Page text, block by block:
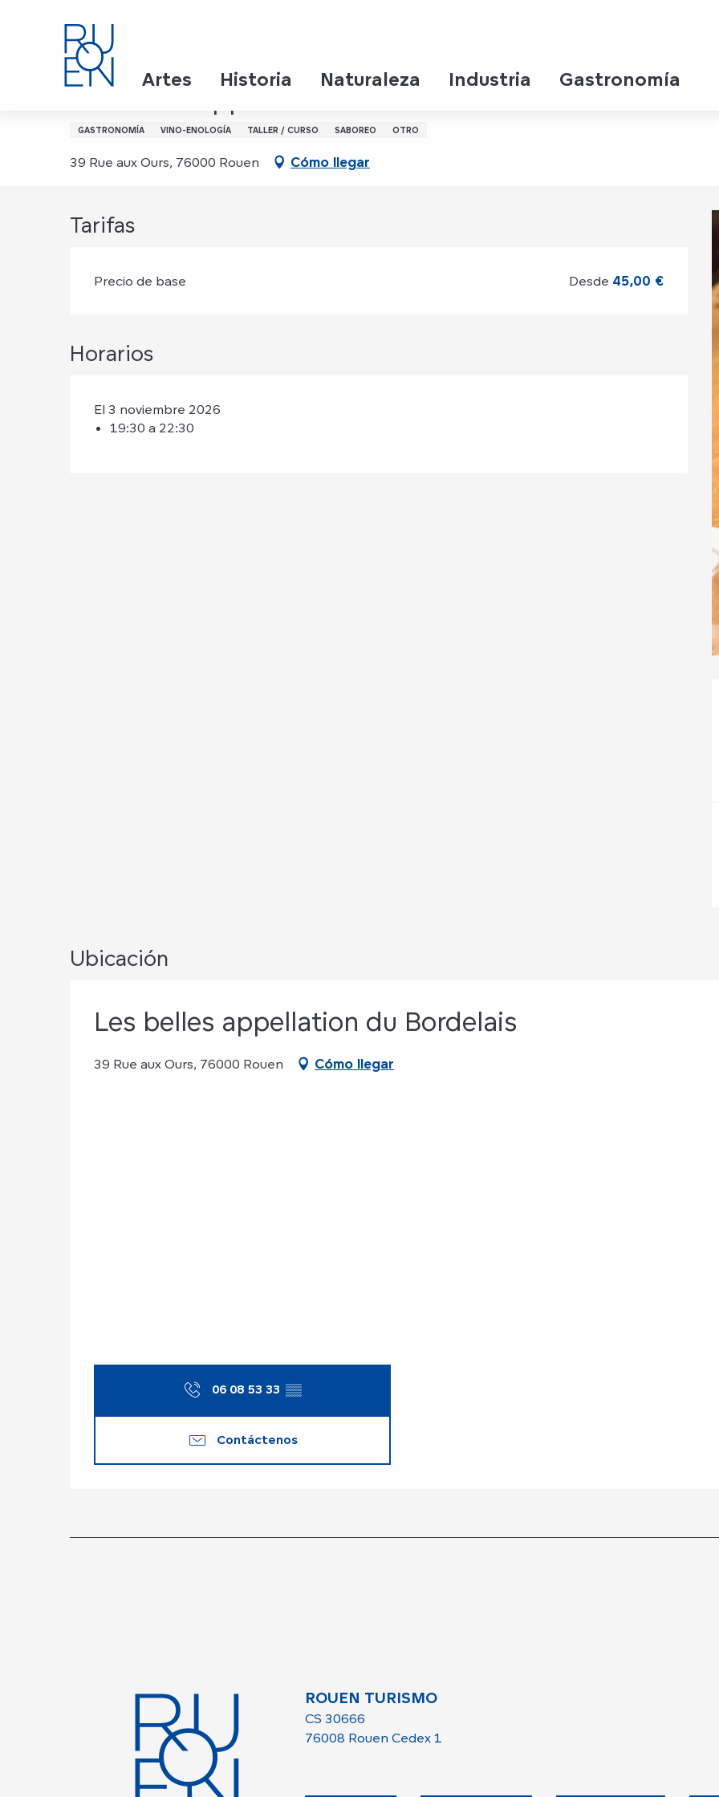
Artes Historia Naturaleza Industria Gastronomía
Martes 3 noviembre de 19:30 a 22:30
GASTRONOMÍA VINO-ENOLOGÍA TALLER / CURSO SABOREO OTRO
39 Rue aux Ours, 76000 Rouen Cómo llegar
Tarifas
Precio de base Desde 45,00 €
Horarios
El 3 noviembre 2026
19:30 a 22:30
Ubicación
Les belles appellation du Bordelais
39 Rue aux Ours, 76000 Rouen Cómo llegar
06 08 53 33 ▒▒
Contáctenos
ROUEN TURISMO
CS 30666
76008 Rouen Cedex 1